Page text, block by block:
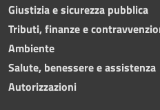
Giustizia e sicurezza pubblica
Tributi, finanze e
Ambiente
Salute, benessere e assistenza
Autorizzazioni